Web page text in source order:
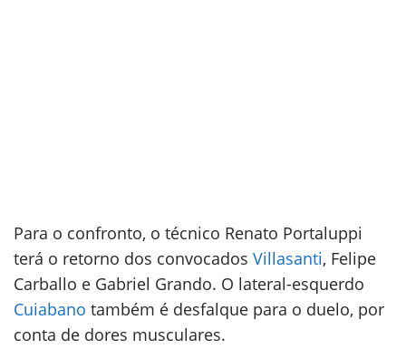
Para o confronto, o técnico Renato Portaluppi
terá o retorno dos convocados Villasanti, Felipe
Carballo e Gabriel Grando. O lateral-esquerdo
Cuiabano também é desfalque para o duelo, por
conta de dores musculares.